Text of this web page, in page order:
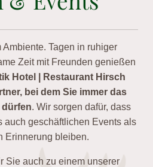
Tagen in ruhiger
Zeit mit Freunden genießen
Hotel | Restaurant Hirsch
bei dem Sie immer das
dürfen. Wir sorgen dafür, dass
auch geschäftlichen Events als
Erinnerung bleiben.
Sie auch zu einem unserer